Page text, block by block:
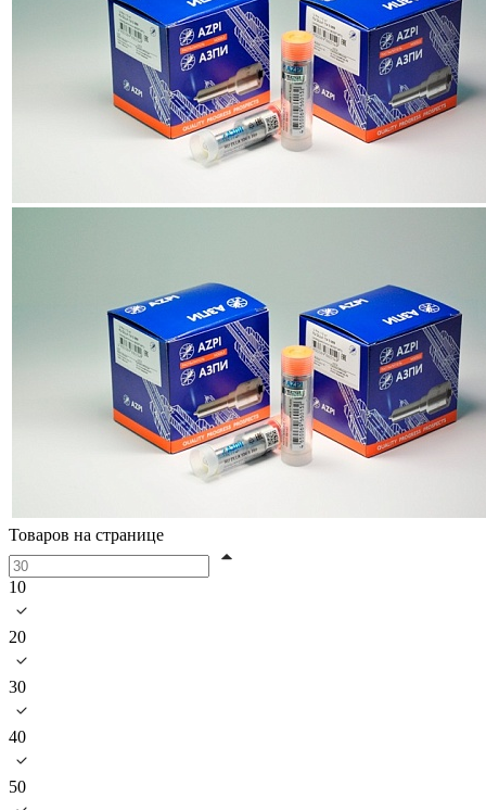
Товаров на странице
10
20
30
40
50